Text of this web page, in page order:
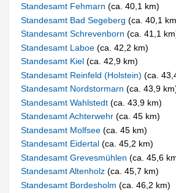
Standesamt Fehmarn(ca. 40,1 km)
Standesamt Bad Segeberg(ca. 40,1
Standesamt Schrevenborn(ca. 41,1
Standesamt Laboe(ca. 42,2 km)
Standesamt Kiel(ca. 42,9 km)
Standesamt Reinfeld (Holstein)(ca.
Standesamt Nordstormarn(ca. 43,9
Standesamt Wahlstedt(ca. 43,9 km)
Standesamt Achterwehr(ca. 45 km)
Standesamt Molfsee(ca. 45 km)
Standesamt Eidertal(ca. 45,2 km)
Standesamt Grevesmühlen(ca. 45,6
Standesamt Altenholz(ca. 45,7 km)
Standesamt Bordesholm(ca. 46,2 km)